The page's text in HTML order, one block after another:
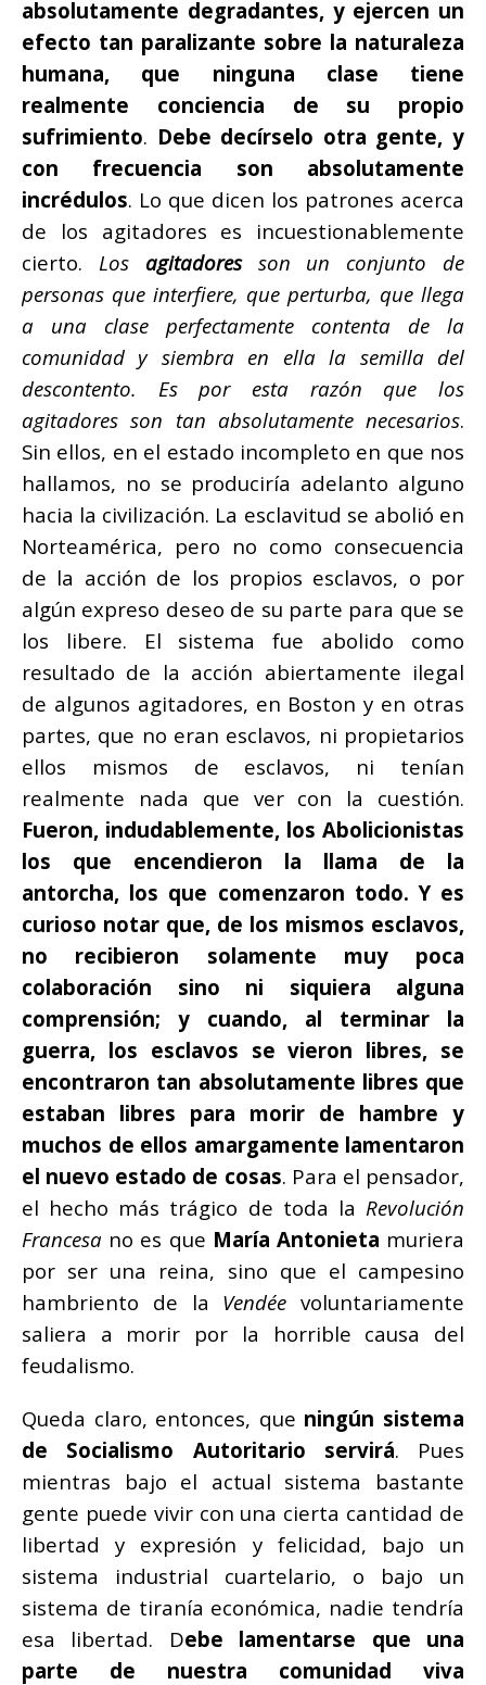
absolutamente degradantes, y ejercen un
efecto tan paralizante sobre la naturaleza
humana, que ninguna clase tiene
realmente conciencia de su propio
sufrimiento. Debe decírselo otra gente, y
con frecuencia son absolutamente
incrédulos. Lo que dicen los patrones acerca
de los agitadores es incuestionablemente
cierto. Los agitadoresson un conjunto de
personas que interfiere, que perturba, que llega
a una clase perfectamente contenta de la
comunidad y siembra en ella la semilla del
descontento. Es por esta razón que los
agitadores son tan absolutamente necesarios.
Sin ellos, en el estado incompleto en que nos
hallamos, no se produciría adelanto alguno
hacia la civilización. La esclavitud se abolió en
Norteamérica, pero no como consecuencia
de la acción de los propios esclavos, o por
algún expreso deseo de su parte para que se
los libere. El sistema fue abolido como
resultado de la acción abiertamente ilegal
de algunos agitadores, en Boston y en otras
partes, que no eran esclavos, ni propietarios
ellos mismos de esclavos, ni tenían
realmente nada que ver con la cuestión.
Fueron, indudablemente, los Abolicionistas
los que encendieron la llama de la
antorcha, los que comenzaron todo. Y es
curioso notar que, de los mismos esclavos,
no recibieron solamente muy poca
colaboración sino ni siquiera alguna
comprensión; y cuando, al terminar la
guerra, los esclavos se vieron libres, se
encontraron tan absolutamente libres que
estaban libres para morir de hambre y
muchos de ellos amargamente lamentaron
el nuevo estado de cosas. Para el pensador,
el hecho más trágico de toda la Revolución
Francesa no es que María Antonieta muriera
por ser una reina, sino que el campesino
hambriento de la Vendée voluntariamente
saliera a morir por la horrible causa del
feudalismo.
Queda claro, entonces, que ningún sistema
de Socialismo Autoritario servirá. Pues
mientras bajo el actual sistema bastante
gente puede vivir con una cierta cantidad de
libertad y expresión y felicidad, bajo un
sistema industrial cuartelario, o bajo un
sistema de tiranía económica, nadie tendría
esa libertad. Debe lamentarse que una
parte de nuestra comunidad viva